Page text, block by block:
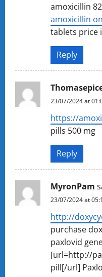
amoxicillin
amoxicillin
tablets price
Reply
23/07/2024 at
https://
pills 500 mg
Reply
MyronPam
23/07/2024 at
http://
purchase
paxlovid
[url=http://
pill[/url]